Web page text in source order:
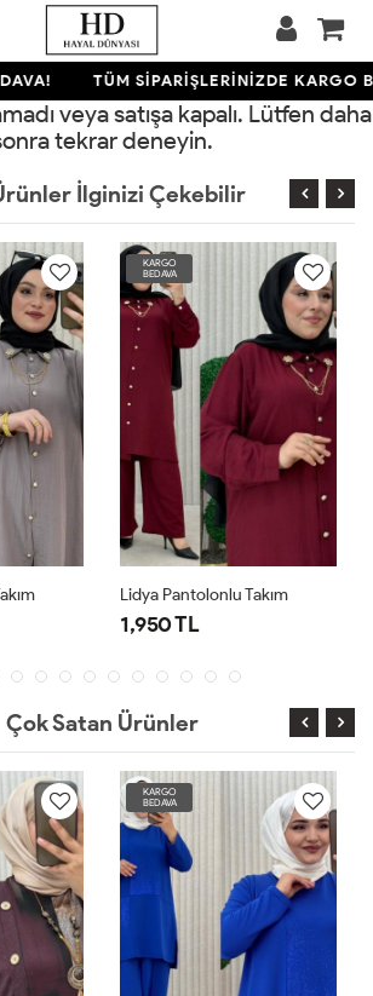
TÜM SİPARİŞLERİNİZDE KARGO
veya satışa kapalı. Lütfen daha
tekrar deneyin.
İlginizi Çekebilir
KARGO
BEDAVA
Lidya Pantolonlu Takım
1,950 TL
Çok Satan Ürünler
KARGO
BEDAVA